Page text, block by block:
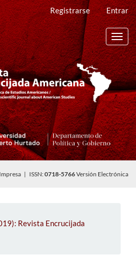
Registrarse Entrar
| ISSN:0718-5766Versión Electrónica
Revista Encrucijada